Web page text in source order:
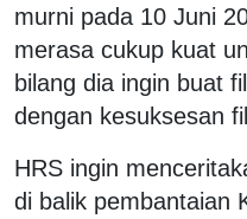
murni pada 10 Juni
merasa cukup kuat
bilang dia ingin buat
dengan kesuksesan
HRS ingin
di balik pembantaian